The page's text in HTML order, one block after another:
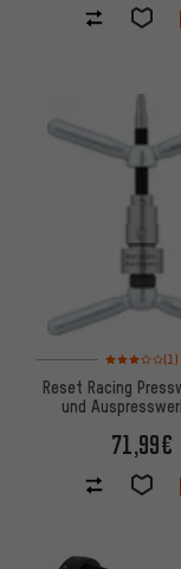
(1)
Reset Racing
und
71,99€